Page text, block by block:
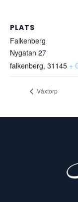
PLATS
Falkenberg
Nygatan 27
falkenberg, 31145 +
Våxtorp